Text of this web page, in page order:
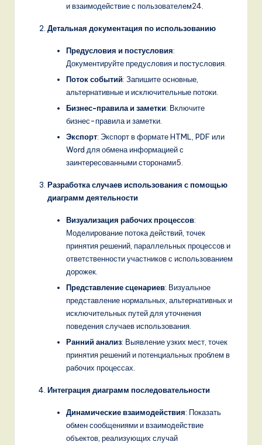
и взаимодействие с пользователем24
Детальная документация по использованию
Предусловия и постусловия:
Документируйте предусловия и постусловия.
Поток событий: Запишите основные,
альтернативные и исключительные потоки.
Бизнес-правила и заметки: Включите
бизнес-правила и заметки.
Экспорт: Экспорт в формате HTML, PDF или
Word для обмена информацией с
заинтересованными сторонами5.
Разработка случаев использования с помощью
диаграмм деятельности
Визуализация рабочих процессов:
Моделирование потока действий, точек
принятия решений, параллельных процессов и
ответственности участников с использованием
дорожек.
Представление сценариев: Визуальное
представление нормальных, альтернативных и
исключительных путей для уточнения
поведения случаев использования.
Ранний анализ: Выявление узких мест, точек
принятия решений и потенциальных проблем в
рабочих процессах.
Интеграция диаграмм последовательности
Динамические взаимодействия: Показать
обмен сообщениями и взаимодействие
объектов, реализующих случай